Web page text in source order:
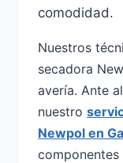
comodidad.
Nuestros
secadora
avería. Ante
nuestro
Newpol en